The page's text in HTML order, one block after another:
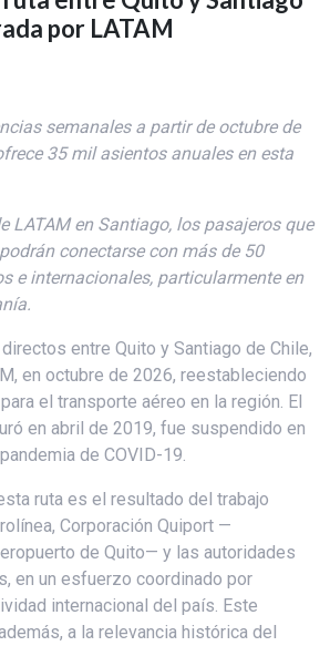
por LATAM
semanales a partir de octubre de
35 mil asientos anuales en esta
LATAM en Santiago, los pasajeros que
conectarse con más de 50
e internacionales, particularmente en
.
entre Quito y Santiago de Chile,
en octubre de 2026, reestableciendo
el transporte aéreo en la región. El
en abril de 2019, fue suspendido en
de COVID-19.
ruta es el resultado del trabajo
Corporación Quiport —
de Quito— y las autoridades
en un esfuerzo coordinado por
internacional del país. Este
a la relevancia histórica del